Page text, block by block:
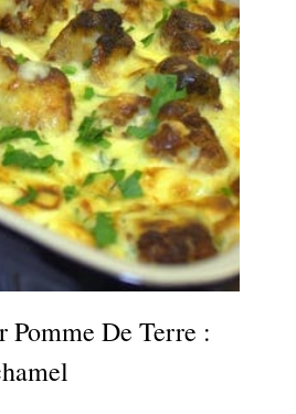
De Terre :